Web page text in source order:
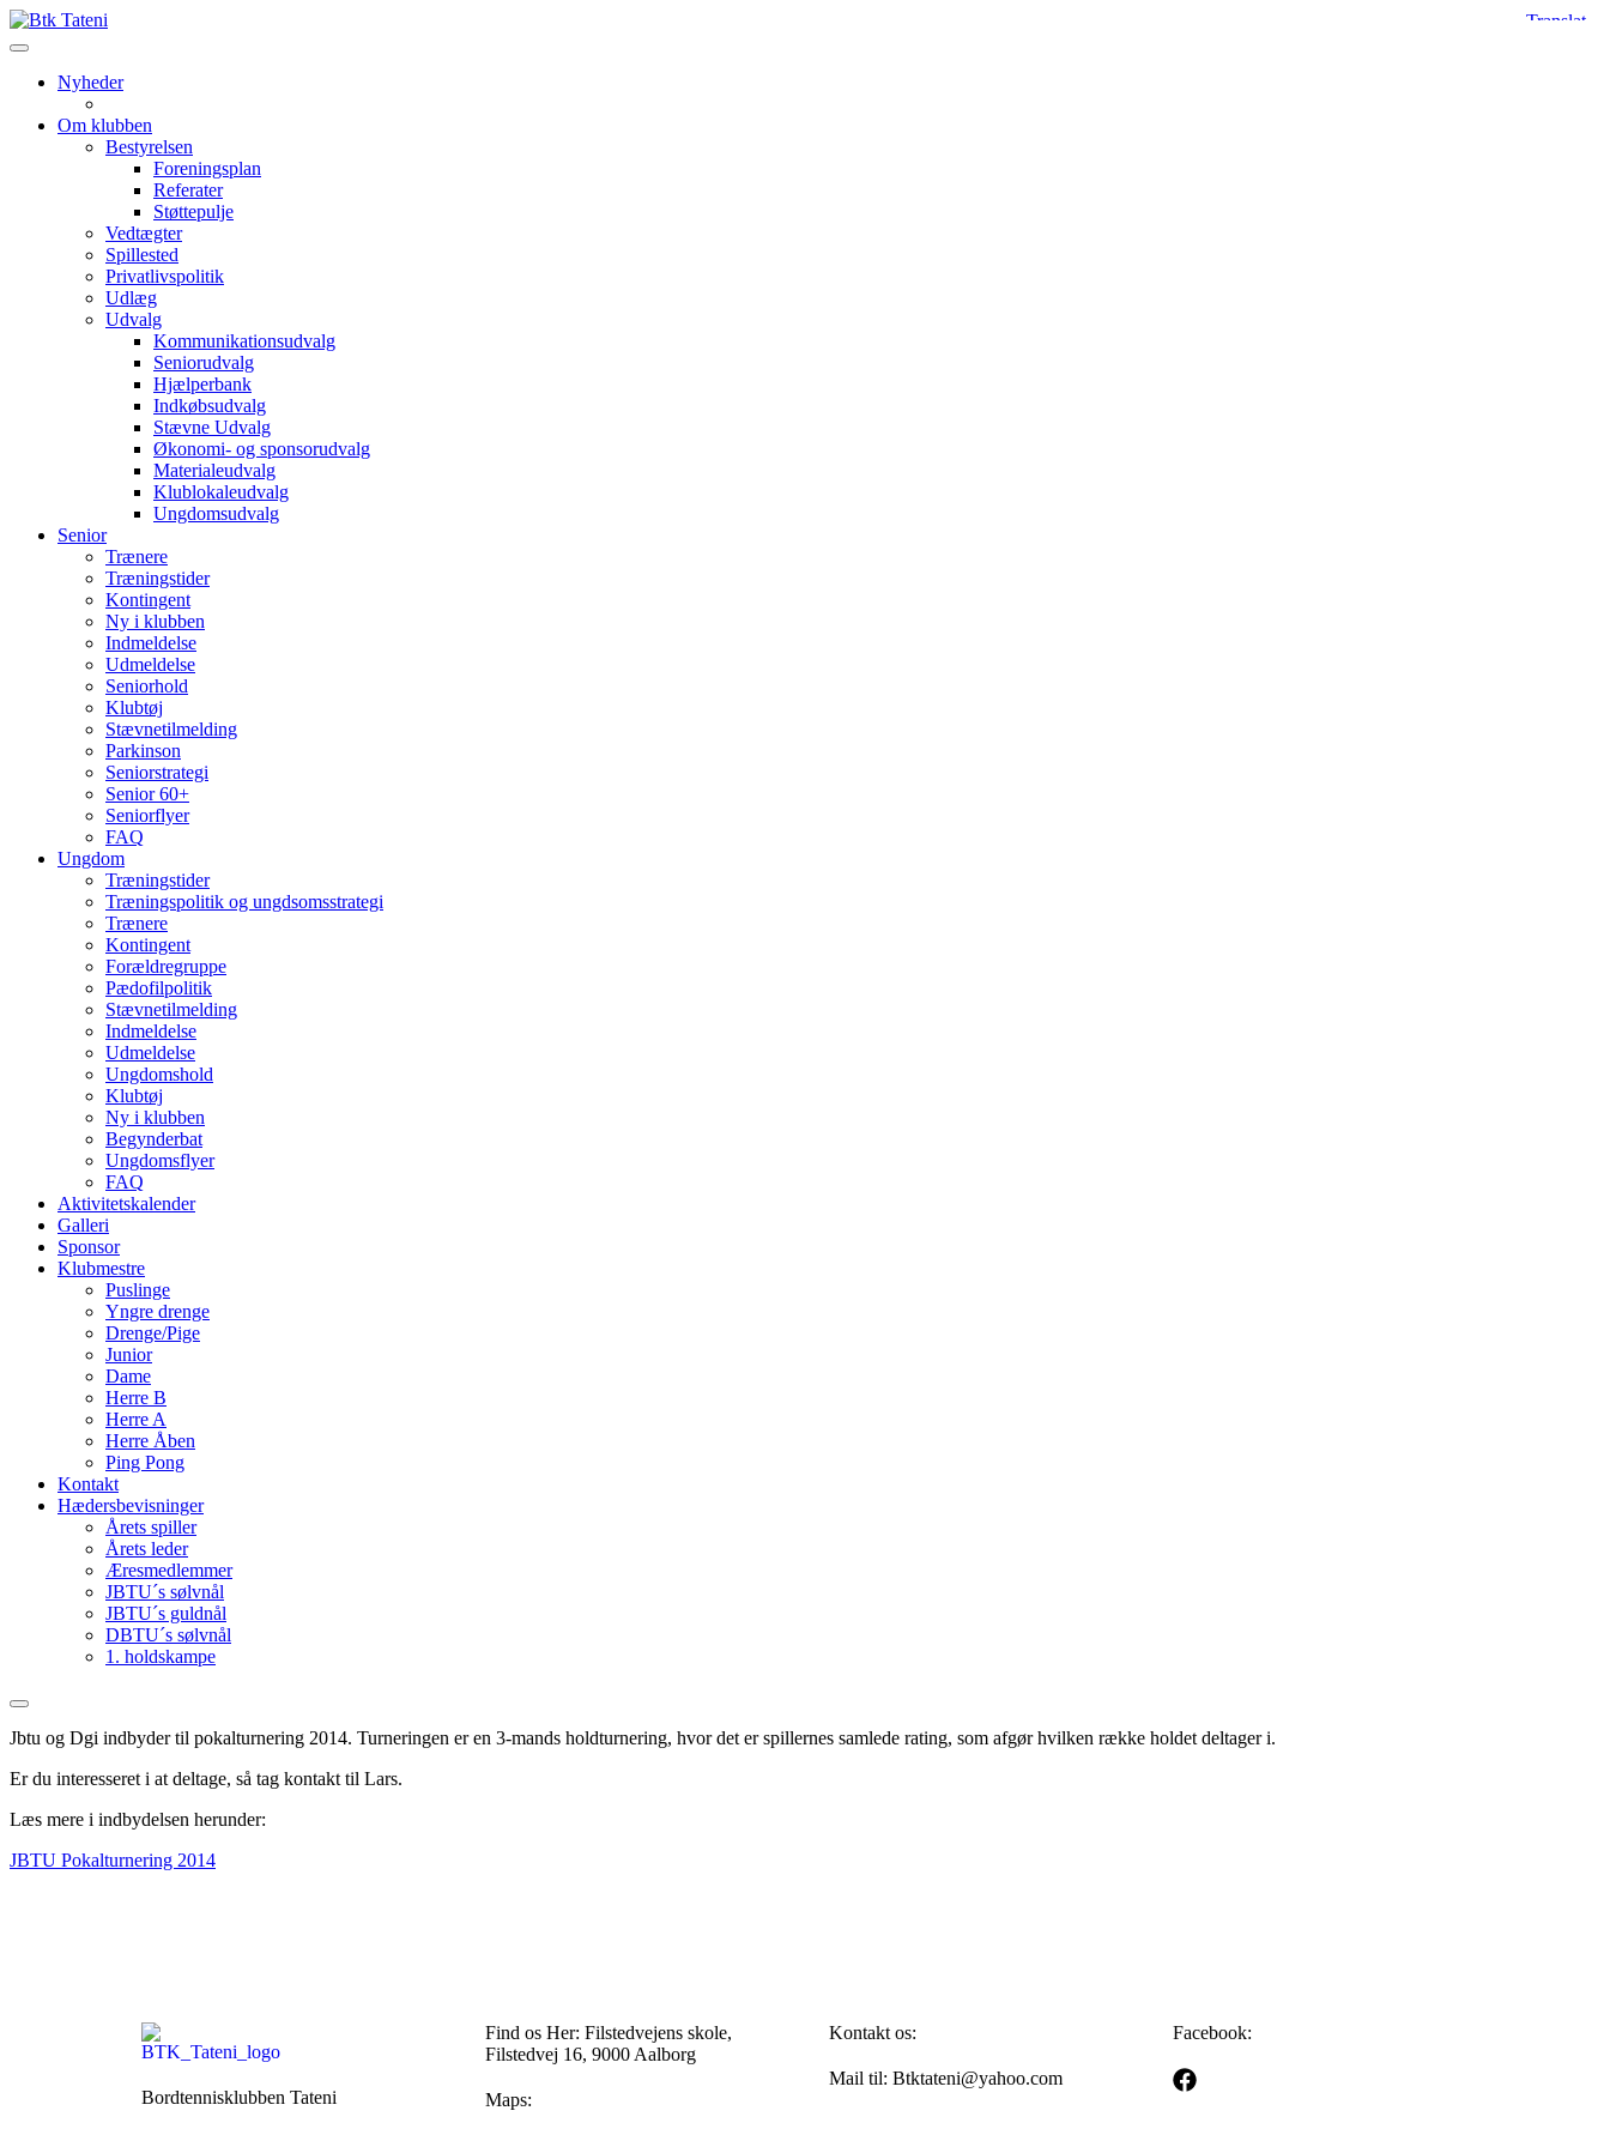
Nyheder
Om klubben
Bestyrelsen
Foreningsplan
Referater
Støttepulje
Vedtægter
Spillested
Privatlivspolitik
Udlæg
Udvalg
Kommunikationsudvalg
Seniorudvalg
Hjælperbank
Indkøbsudvalg
Stævne Udvalg
Økonomi- og sponsorudvalg
Materialeudvalg
Klublokaleudvalg
Ungdomsudvalg
Senior
Trænere
Træningstider
Kontingent
Ny i klubben
Indmeldelse
Udmeldelse
Seniorhold
Klubtøj
Stævnetilmelding
Parkinson
Seniorstrategi
Senior 60+
Seniorflyer
FAQ
Ungdom
Træningstider
Træningspolitik og ungdsomsstrategi
Trænere
Kontingent
Forældregruppe
Pædofilpolitik
Stævnetilmelding
Indmeldelse
Udmeldelse
Ungdomshold
Klubtøj
Ny i klubben
Begynderbat
Ungdomsflyer
FAQ
Aktivitetskalender
Galleri
Sponsor
Klubmestre
Puslinge
Yngre drenge
Drenge/Pige
Junior
Dame
Herre B
Herre A
Herre Åben
Ping Pong
Kontakt
Hædersbevisninger
Årets spiller
Årets leder
Æresmedlemmer
JBTU´s sølvnål
JBTU´s guldnål
DBTU´s sølvnål
1. holdskampe
Jbtu og Dgi indbyder til pokalturnering 2014. Turneringen er en 3-mands holdturnering, hvor det er spillernes samlede rating, som afgør hvilken række holdet deltager i.
Er du interesseret i at deltage, så tag kontakt til Lars.
Læs mere i indbydelsen herunder:
JBTU Pokalturnering 2014
Bordtennisklubben Tateni
Find os Her: Filstedvejens skole,
Filstedvej 16, 9000 Aalborg
Maps:
Kontakt os:
Mail til: Btktateni@yahoo.com
Facebook: